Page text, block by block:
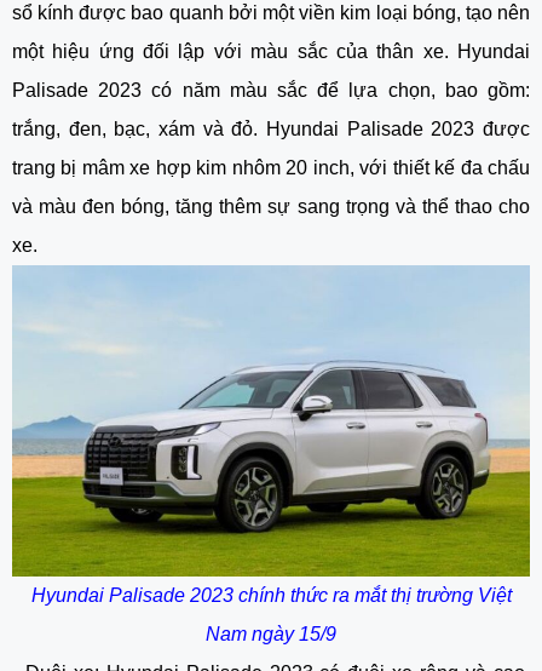
sổ kính được bao quanh bởi một viền kim loại bóng, tạo nên
một hiệu ứng đối lập với màu sắc của thân xe. Hyundai
Palisade 2023 có năm màu sắc để lựa chọn, bao gồm:
trắng, đen, bạc, xám và đỏ. Hyundai Palisade 2023 được
trang bị mâm xe hợp kim nhôm 20 inch, với thiết kế đa chấu
và màu đen bóng, tăng thêm sự sang trọng và thể thao cho
xe.
Hyundai Palisade 2023 chính thức ra mắt thị trường Việt
Nam ngày 15/9